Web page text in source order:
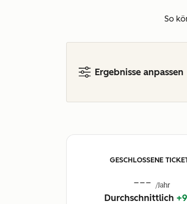
So
Ergebnisse anpassen
GESCHLOSSENE
--- /Jahr
Durchschnittlich